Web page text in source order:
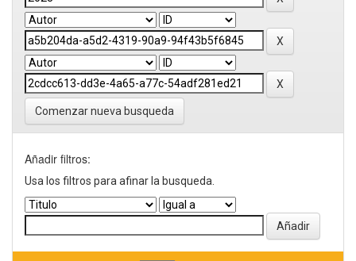
Comenzar nueva busqueda
Añadir filtros:
Usa los filtros para afinar la busqueda.